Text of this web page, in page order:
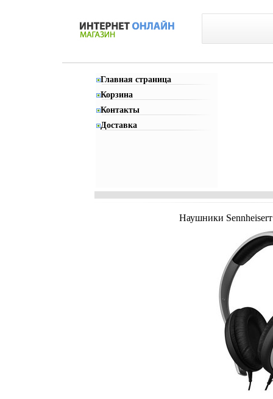
Главная страница
Корзина
Контакты
Доставка
Наушники